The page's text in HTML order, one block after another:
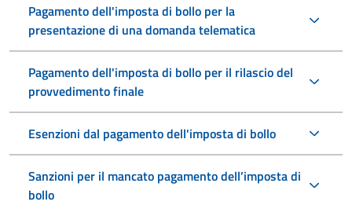
Pagamento dell'imposta di bollo per la
presentazione di una domanda telematica
Pagamento dell'imposta di bollo per il rilascio del
provvedimento finale
Esenzioni dal pagamento dell'imposta di bollo
Sanzioni per il mancato pagamento dell’imposta di
bollo